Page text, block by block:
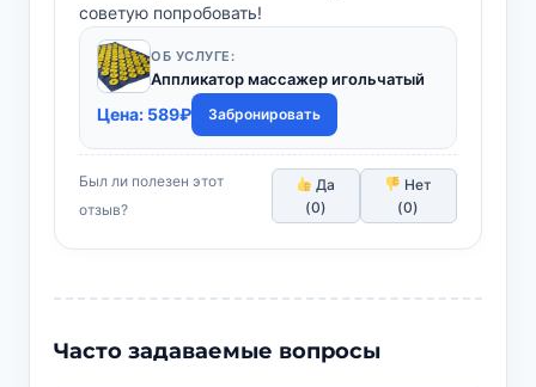
советую попробовать!
ОБ УСЛУГЕ:
Аппликатор массажер игольчатый
Цена: 589₽ Забронировать
Был ли полезен этот
отзыв?
Да
(0)
Нет
(0)
Часто задаваемые вопросы